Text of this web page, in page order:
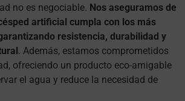
no es negociable. Nos aseguramos de
artificial cumpla con los más
resistencia, durabilidad y
. Además, estamos comprometidos
ofreciendo un producto eco-amigable
el agua y reduce la necesidad de